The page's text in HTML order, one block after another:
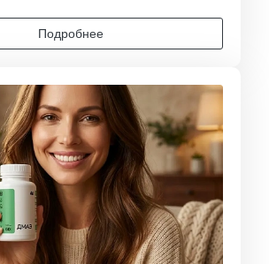
Подробнее